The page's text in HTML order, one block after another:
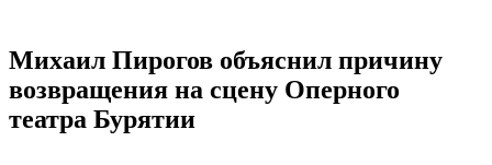
Михаил Пирогов объяснил причину
возвращения на сцену Оперного
театра Бурятии